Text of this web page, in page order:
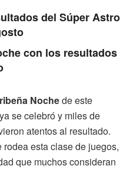
del Súper Astro
con los resultados
Nochede este
se celebró y miles de
atentos al resultado.
esta clase de juegos,
que muchos consideran